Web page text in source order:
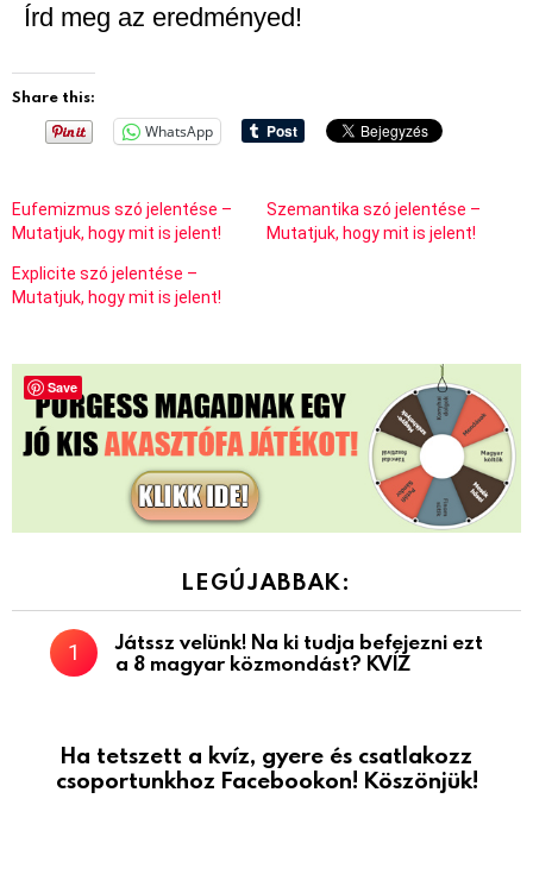
Írd meg az eredményed!
Share this:
WhatsApp
Eufemizmus szó jelentése –
Mutatjuk, hogy mit is jelent!
Szemantika szó jelentése –
Mutatjuk, hogy mit is jelent!
Explicite szó jelentése –
Mutatjuk, hogy mit is jelent!
LEGÚJABBAK:
Játssz velünk! Na ki tudja befejezni ezt
a 8 magyar közmondást? KVÍZ
Ha tetszett a kvíz, gyere és csatlakozz
csoportunkhoz Facebookon! Köszönjük!
Save